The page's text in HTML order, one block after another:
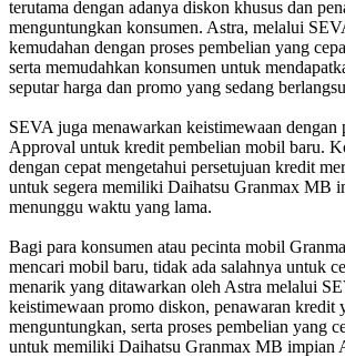
terutama dengan adanya diskon khusus dan
menguntungkan konsumen. Astra, melalui
kemudahan dengan proses pembelian yang
serta memudahkan konsumen untuk
seputar harga dan promo yang sedang
SEVA juga menawarkan keistimewaan dengan
Approval untuk kredit pembelian mobil baru.
dengan cepat mengetahui persetujuan kredit
untuk segera memiliki Daihatsu Granmax MB
menunggu waktu yang lama.
Bagi para konsumen atau pecinta mobil
mencari mobil baru, tidak ada salahnya untuk
menarik yang ditawarkan oleh Astra melalui
keistimewaan promo diskon, penawaran kredit
menguntungkan, serta proses pembelian yang
untuk memiliki Daihatsu Granmax MB impian